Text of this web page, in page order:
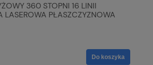
360 STOPNI 16 LINII
LASEROWA PŁASZCZYZNOWA
Do koszyka